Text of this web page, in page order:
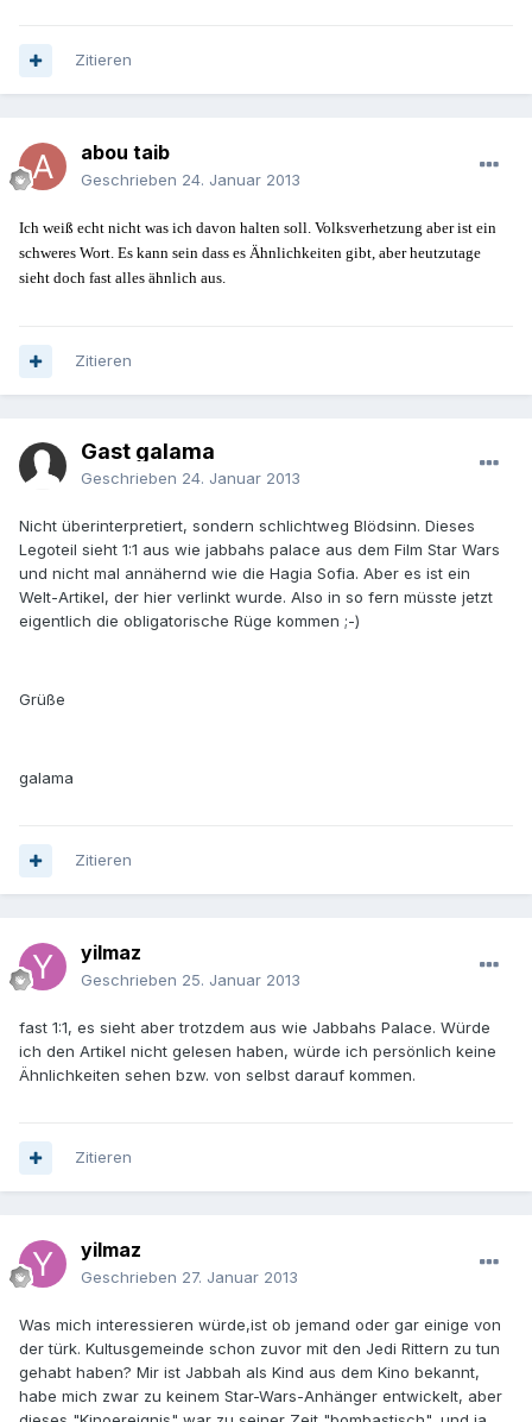
Zitieren
abou taib
Geschrieben 24. Januar 2013
Ich weiß echt nicht was ich davon halten soll. Volksverhetzung aber ist ein
schweres Wort. Es kann sein dass es Ähnlichkeiten gibt, aber heutzutage
sieht doch fast alles ähnlich aus.
Zitieren
Gast galama
Geschrieben 24. Januar 2013
Nicht überinterpretiert, sondern schlichtweg Blödsinn. Dieses
Legoteil sieht 1:1 aus wie jabbahs palace aus dem Film Star Wars
und nicht mal annähernd wie die Hagia Sofia. Aber es ist ein
Welt-Artikel, der hier verlinkt wurde. Also in so fern müsste jetzt
eigentlich die obligatorische Rüge kommen ;-)
Grüße
galama
Zitieren
yilmaz
Geschrieben 25. Januar 2013
fast 1:1, es sieht aber trotzdem aus wie Jabbahs Palace. Würde
ich den Artikel nicht gelesen haben, würde ich persönlich keine
Ähnlichkeiten sehen bzw. von selbst darauf kommen.
Zitieren
yilmaz
Geschrieben 27. Januar 2013
Was mich interessieren würde,ist ob jemand oder gar einige von
der türk. Kultusgemeinde schon zuvor mit den Jedi Rittern zu tun
gehabt haben? Mir ist Jabbah als Kind aus dem Kino bekannt,
habe mich zwar zu keinem Star-Wars-Anhänger entwickelt, aber